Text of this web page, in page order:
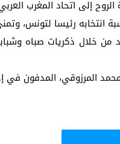
إلى اتحاد المغرب
انتخابه رئيسا لتونس،
المرزوقي، المدفون في